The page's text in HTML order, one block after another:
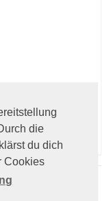
die
du dich
Cookies